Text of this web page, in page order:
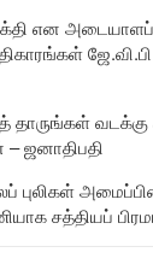
என
தாருங்கள்
ஜனாதிபதி
புலிகள்
சத்தியப்